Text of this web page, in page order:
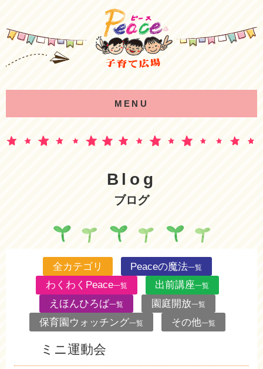
MENU
Blog
ブログ
全カテゴリ Peaceの魔法一覧
わくわくPeace一覧 出前講座一覧
えほんひろば一覧 園庭開放一覧
保育園ウォッチング一覧 その他一覧
ミニ運動会